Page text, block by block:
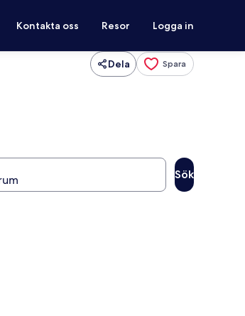
Kontakta oss Resor Logga in
Dela Spara
Sök